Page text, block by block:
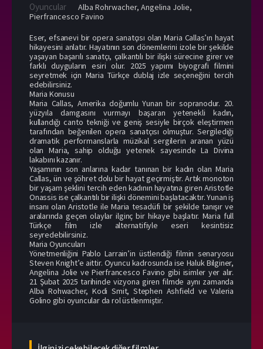
Oyuncular Alba Rohrwacher, Angelina Jolie,
Pierfrancesco Favino
Eser, efsanevi bir opera sanatçısı olan Maria Callas’ın hayat
hikayesini anlatır. Hayatının son dönemlerini izole bir şekilde
yaşayan başarılı sanatçı, çalkantılı bir ilişki sürecine girer ve
farklı duyguların esiri olur. 2025 yapımı biyografi filmini
seyretmek için Maria Türkçe dublaj izle seçeneğini tercih
edebilirsiniz.
Maria Konusu
Maria Callas, Amerika doğumlu Yunan bir sopranodur. 20.
yüzyıla damgasını vurmayı başaran yetenekli kadın,
kullandığı canto tekniği ve geniş sesiyle birçok eleştirmen
tarafından beğenilen opera sanatçısı olmuştur. Sergilediği
dramatik performanslarla müzikal sergilerin aranan yüzü
olan Maria, sahip olduğu yetenek sayesinde La Divina
lakabını kazanır.
Yaşamının son anlarına kadar tanınan bir kadın olan Maria
Callas, ün ve şöhret dolu bir hayat geçirmiştir. Artık monoton
bir yaşam şeklini tercih eden kadının hayatına giren Aristotle
Onassis ise çalkantılı bir ilişki dönemini başlatacaktır. Yunan iş
insanı olan Aristotle ile Maria tesadüfi bir şekilde tanışır ve
aralarında geçen olaylar ilginç bir hikaye başlatır. Maria full
Türkçe film izle alternatifiyle eseri kesintisiz
seyredebilirsiniz.
Maria Oyuncuları
Yönetmenliğini Pablo Larrain’in üstlendiği filmin senaryosu
Steven Knight’e aittir. Oyuncu kadrosunda ise Haluk Bilginer,
Angelina Jolie ve Pierfrancesco Favino gibi isimler yer alır.
21 Şubat 2025 tarihinde vizyona giren filmde aynı zamanda
Alba Rohwacher, Kodi Smit, Stephen Ashfield ve Valeria
Golino gibi oyuncular da rol üstlenmiştir.